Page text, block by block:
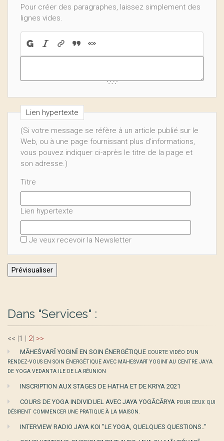
Pour créer des paragraphes, laissez simplement des
lignes vides.
Lien hypertexte
(Si votre message se réfère à un article publié sur le
Web, ou à une page fournissant plus d’informations,
vous pouvez indiquer ci-après le titre de la page et
son adresse.)
Titre
Lien hypertexte
Je veux recevoir la Newsletter
Dans "Services" :
<< |1 | 2| >>
MĀHEŚVARĪ YOGINĪ EN SOIN ÉNERGÉTIQUE COURTE VIDÉO D'UN
RENDEZ-VOUS EN SOIN ÉNERGÉTIQUE AVEC MĀHEŚVARĪ YOGINĪ AU CENTRE JAYA
DE YOGA VEDANTA ILE DE LA RÉUNION
INSCRIPTION AUX STAGES DE HATHA ET DE KRIYA 2021
COURS DE YOGA INDIVIDUEL AVEC JAYA YOGĀCĀRYA POUR CEUX QUI
DÉSIRENT COMMENCER UNE PRATIQUE À LA MAISON.
INTERVIEW RADIO JAYA KOI "LE YOGA, QUELQUES QUESTIONS.."